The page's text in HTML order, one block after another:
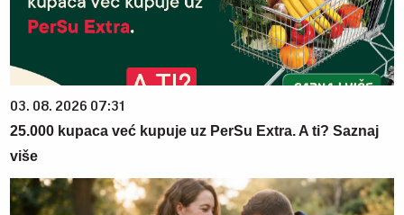
03. 08. 2026 07:31
25.000 kupaca već kupuje uz PerSu Extra. A ti? Saznaj
više